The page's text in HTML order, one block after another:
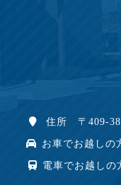
住所 〒409-
お車でお越しの
電車でお越しの